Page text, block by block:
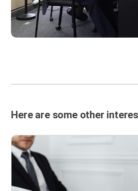
Here are some other